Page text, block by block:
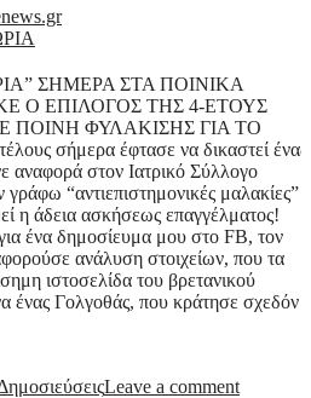
ΣΗΜΕΡΑ ΣΤΑ ΠΟΙΝΙΚΑ
Ο ΕΠΙΛΟΓΟΣ ΤΗΣ 4-ΕΤΟΥΣ
ΠΟΙΝΗ ΦΥΛΑΚΙΣΗΣ ΓΙΑ ΤΟ
σήμερα έφτασε να δικαστεί ένας
αναφορά στον Ιατρικό Σύλλογο
“αντιεπιστημονικές μαλακίες”
η άδεια ασκήσεως επαγγέλματος!
ένα δημοσίευμα μου στο FB, τον
ανάλυση στοιχείων, που τα
ιστοσελίδα του βρετανικού
ένας Γολγοθάς, που κράτησε σχεδόν
Leave a comment